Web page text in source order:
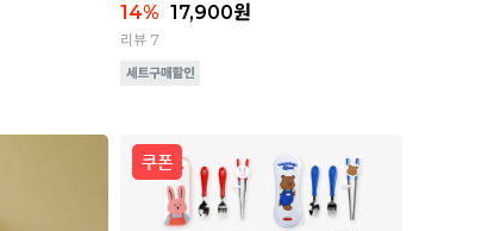
14% 17,900원
리뷰 7